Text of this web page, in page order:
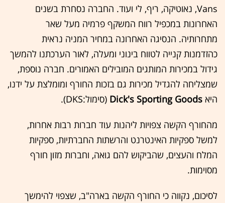
Vans, נאוטיקה, ריף, לי ועוד. החברה נסחרת בשנים
האחרונות במכפיל רווח המשקף פרמיה מעל שאר
מתחרותיה. הנסיגה האחרונה במחיר המניה נראית
כהזדמנות קנייה לטווח בינוני ומעלה, לאור הערכתנו להמשך
גידול במכירות המותגים המובילים האמורים. חברה נוספת,
שמצליחה להגדיל מכירות גם בזכות החורף ומומלצת על ידנו,
היא Dick's Sporting Goods (סימול:DKS).
מהחורף הקשה צפויות ליהנות עוד חברות רבות אחרות,
למשל ספקיות האינטרנט והרשתות החברתיות, ספקיות
המלח והעצים, שהביקוש להם גואה, וחברות מזון חורף
מסוימות.
לסיכום, נקווה כי החורף הקשה בארה"ב, שצפוי להימשך